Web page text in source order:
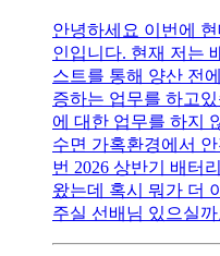
안녕하세요 이번에
인입니다. 현재 저는
스트를 통해 양산 전
증하는 업무를 하고
에 대한 업무를 하지
수면 가혹환경에서
번 2026 상반기 배터
왔는데 혹시 뭐가 더
주실 선배님 있으실까